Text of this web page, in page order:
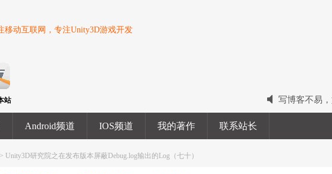
移动互联网，专注Unity3D游戏开发
写博客不易
2022我的
站
Android频道 IOS频道 我的著作 联系站长
> Unity3D研究院之在发布版本屏蔽Debug.log输出的Log（七十）